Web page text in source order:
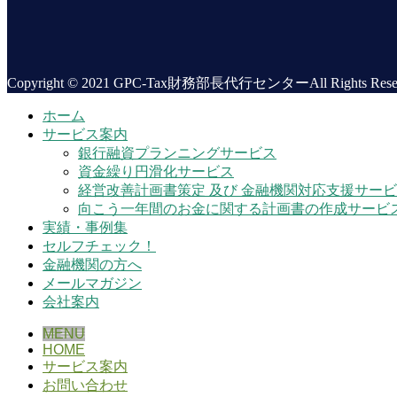
Copyright © 2021 GPC-Tax財務部長代行センターAll Rights
ホーム
サービス案内
銀行融資プランニングサービス
資金繰り円滑化サービス
経営改善計画書策定 及び 金融機関対応支援サー
向こう一年間のお金に関する計画書の作成サービ
実績・事例集
セルフチェック！
金融機関の方へ
メールマガジン
会社案内
MENU
HOME
サービス案内
お問い合わせ